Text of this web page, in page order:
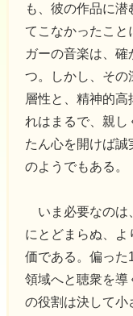
も、彼の作品に
てこなかったこ
ガーの音楽は、
つ。しかし、その
層性と、精神的
れはまるで、親し
たん心を開けば
のようでもある。
いま必要なのは
にとどまらぬ、
価である。偏った
領域へと聴衆を導
の役割は決して小